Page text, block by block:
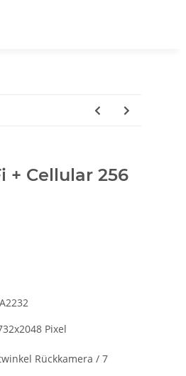
+ Cellular 256
Pixel
Rückkamera / 7